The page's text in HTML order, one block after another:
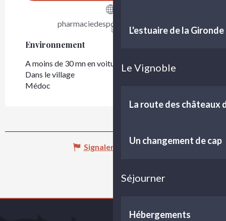
L'estuaire de la Gironde
Le Vignoble
La route des châteaux
Un changement de cap
Séjourner
Hébergements
pharmaciedesportesdumedoc.fr
Environnement
Environnement
A moins de 30 mn en voiture depuis Bordeaux
Dans le village
Médoc
Signaler une erreur